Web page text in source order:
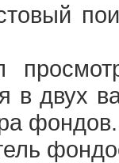
в двух
фондов.